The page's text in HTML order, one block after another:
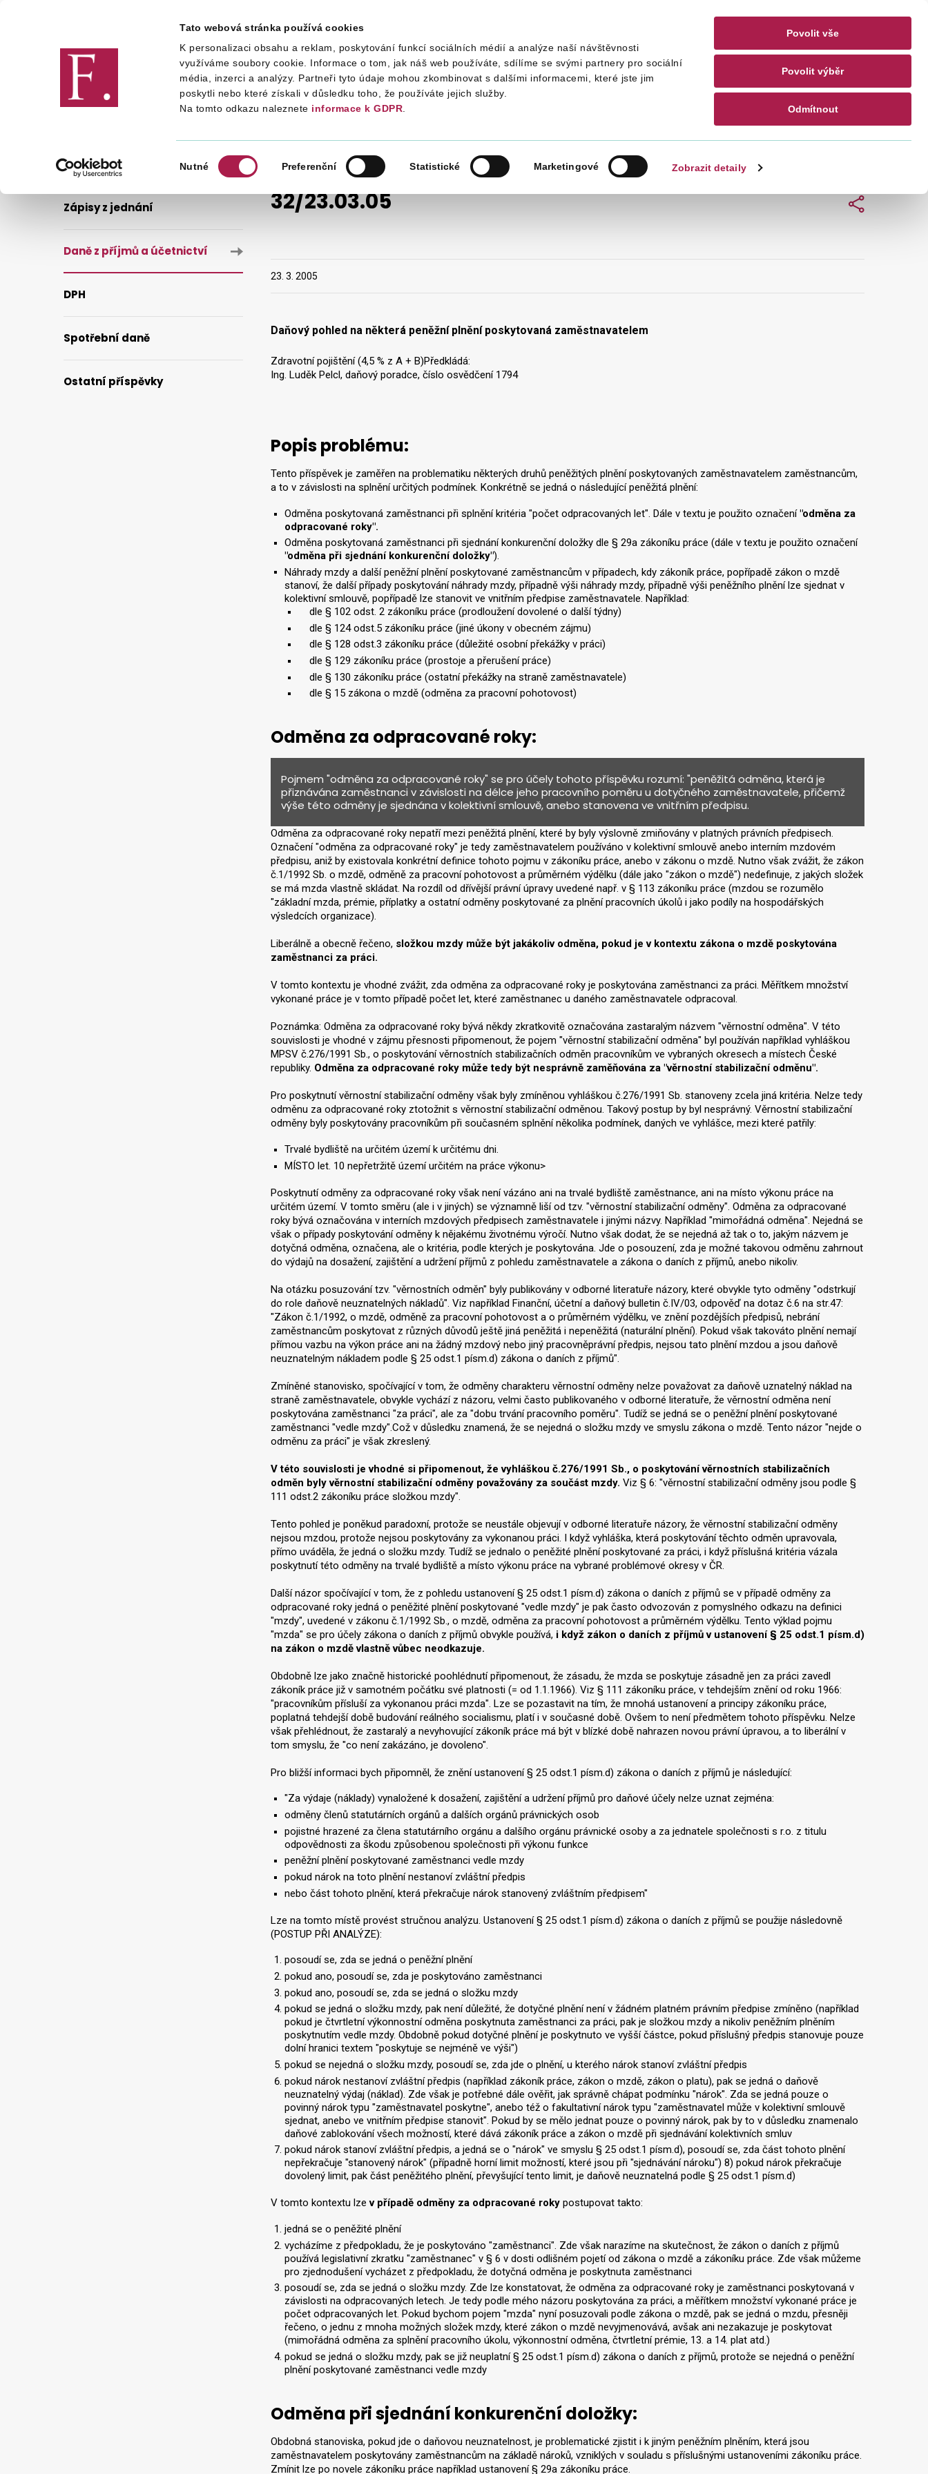
Tato webová stránka používá cookies
K personalizaci obsahu a reklam, poskytování funkcí sociálních médií a analýze naší návštěvnosti
využíváme soubory cookie. Informace o tom, jak náš web používáte, sdílíme se svými partnery pro sociální
média, inzerci a analýzy. Partneři tyto údaje mohou zkombinovat s dalšími informacemi, které jste jim
poskytli nebo které získali v důsledku toho, že používáte jejich služby.
Na tomto odkazu naleznete informace k GDPR.
souhlasu
Nutné Preferenční Statistické Marketingové Zobrazit detaily
Povolit vše
Povolit výběr
Odmítnout
Finanční správa Daně Mezinárodní spolupráce Kontakty CZ EN
32/23.03.05 Sdílet
23. 3. 2005
Daňový pohled na některá peněžní plnění poskytovaná zaměstnavatelem
Zdravotní pojištění (4,5 % z A + B)Předkládá:
Ing. Luděk Pelcl, daňový poradce, číslo osvědčení 1794
Popis problému:
Tento příspěvek je zaměřen na problematiku některých druhů peněžitých plnění poskytovaných zaměstnavatelem zaměstnancům,
a to v závislosti na splnění určitých podmínek. Konkrétně se jedná o následující peněžitá plnění:
Odměna poskytovaná zaměstnanci při splnění kritéria "počet odpracovaných let". Dále v textu je použito označení"odměna za
odpracované roky".
Odměna poskytovaná zaměstnanci při sjednání konkurenční doložky dle § 29a zákoníku práce (dále v textu je použito označení
"odměna při sjednání konkurenční doložky").
Náhrady mzdy a další peněžní plnění poskytované zaměstnancům v případech, kdy zákoník práce, popřípadě zákon o mzdě
stanoví, že další případy poskytování náhrady mzdy, případně výši náhrady mzdy, případně výši peněžního plnění lze sjednat v
kolektivní smlouvě, popřípadě lze stanovit ve vnitřním předpise zaměstnavatele. Například:
dle § 102 odst. 2 zákoníku práce (prodloužení dovolené o další týdny)
dle § 124 odst.5 zákoníku práce (jiné úkony v obecném zájmu)
dle § 128 odst.3 zákoníku práce (důležité osobní překážky v práci)
dle § 129 zákoníku práce (prostoje a přerušení práce)
dle § 130 zákoníku práce (ostatní překážky na straně zaměstnavatele)
dle § 15 zákona o mzdě (odměna za pracovní pohotovost)
Odměna za odpracované roky:
Pojmem "odměna za odpracované roky" se pro účely tohoto příspěvku rozumí: "peněžitá odměna, která je
přiznávána zaměstnanci v závislosti na délce jeho pracovního poměru u dotyčného zaměstnavatele, přičemž
výše této odměny je sjednána v kolektivní smlouvě, anebo stanovena ve vnitřním předpisu.
Odměna za odpracované roky nepatří mezi peněžitá plnění, které by byly výslovně zmiňovány v platných právních předpisech.
Označení "odměna za odpracované roky" je tedy zaměstnavatelem používáno v kolektivní smlouvě anebo interním mzdovém
předpisu, aniž by existovala konkrétní definice tohoto pojmu v zákoníku práce, anebo v zákonu o mzdě. Nutno však zvážit, že zákon
č.1/1992 Sb. o mzdě, odměně za pracovní pohotovost a průměrném výdělku (dále jako "zákon o mzdě") nedefinuje, z jakých složek
se má mzda vlastně skládat. Na rozdíl od dřívější právní úpravy uvedené např. v § 113 zákoníku práce (mzdou se rozumělo
"základní mzda, prémie, příplatky a ostatní odměny poskytované za plnění pracovních úkolů i jako podíly na hospodářských
výsledcích organizace).
Liberálně a obecně řečeno, složkou mzdy může být jakákoliv odměna, pokud je v kontextu zákona o mzdě poskytována
zaměstnanci za práci.
V tomto kontextu je vhodné zvážit, zda odměna za odpracované roky je poskytována zaměstnanci za práci. Měřítkem množství
vykonané práce je v tomto případě počet let, které zaměstnanec u daného zaměstnavatele odpracoval.
Poznámka: Odměna za odpracované roky bývá někdy zkratkovitě označována zastaralým názvem "věrnostní odměna". V této
souvislosti je vhodné v zájmu přesnosti připomenout, že pojem "věrnostní stabilizační odměna" byl používán například vyhláškou
MPSV č.276/1991 Sb., o poskytování věrnostních stabilizačních odměn pracovníkům ve vybraných okresech a místech České
republiky. Odměna za odpracované roky může tedy být nesprávně zaměňována za "věrnostní stabilizační odměnu".
Pro poskytnutí věrnostní stabilizační odměny však byly zmíněnou vyhláškou č.276/1991 Sb. stanoveny zcela jiná kritéria. Nelze tedy
odměnu za odpracované roky ztotožnit s věrnostní stabilizační odměnou. Takový postup by byl nesprávný. Věrnostní stabilizační
odměny byly poskytovány pracovníkům při současném splnění několika podmínek, daných ve vyhlášce, mezi které patřily:
Trvalé bydliště na určitém území k určitému dni.
MÍSTO let. 10 nepřetržitě území určitém na práce výkonu>
Poskytnutí odměny za odpracované roky však není vázáno ani na trvalé bydliště zaměstnance, ani na místo výkonu práce na
určitém území. V tomto směru (ale i v jiných) se významně liší od tzv. "věrnostní stabilizační odměny". Odměna za odpracované
roky bývá označována v interních mzdových předpisech zaměstnavatele i jinými názvy. Například "mimořádná odměna". Nejedná se
však o případy poskytování odměny k nějakému životnému výročí. Nutno však dodat, že se nejedná až tak o to, jakým názvem je
dotyčná odměna, označena, ale o kritéria, podle kterých je poskytována. Jde o posouzení, zda je možné takovou odměnu zahrnout
do výdajů na dosažení, zajištění a udržení příjmů z pohledu zaměstnavatele a zákona o daních z příjmů, anebo nikoliv.
Na otázku posuzování tzv. "věrnostních odměn" byly publikovány v odborné literatuře názory, které obvykle tyto odměny "odstrkují
do role daňově neuznatelných nákladů". Viz například Finanční, účetní a daňový bulletin č.IV/03, odpověď na dotaz č.6 na str.47:
"Zákon č.1/1992, o mzdě, odměně za pracovní pohotovost a o průměrném výdělku, ve znění pozdějších předpisů, nebrání
zaměstnancům poskytovat z různých důvodů ještě jiná peněžitá i nepeněžitá (naturální plnění). Pokud však takováto plnění nemají
přímou vazbu na výkon práce ani na žádný mzdový nebo jiný pracovněprávní předpis, nejsou tato plnění mzdou a jsou daňově
neuznatelným nákladem podle § 25 odst.1 písm.d) zákona o daních z příjmů".
Zmíněné stanovisko, spočívající v tom, že odměny charakteru věrnostní odměny nelze považovat za daňově uznatelný náklad na
straně zaměstnavatele, obvykle vychází z názoru, velmi často publikovaného v odborné literatuře, že věrnostní odměna není
poskytována zaměstnanci "za práci", ale za "dobu trvání pracovního poměru". Tudíž se jedná se o peněžní plnění poskytované
zaměstnanci "vedle mzdy".Což v důsledku znamená, že se nejedná o složku mzdy ve smyslu zákona o mzdě. Tento názor "nejde o
odměnu za práci" je však zkreslený.
V této souvislosti je vhodné si připomenout, že vyhláškou č.276/1991 Sb., o poskytování věrnostních stabilizačních
odměn byly věrnostní stabilizační odměny považovány za součást mzdy. Viz § 6: "věrnostní stabilizační odměny jsou podle §
111 odst.2 zákoníku práce složkou mzdy".
Tento pohled je poněkud paradoxní, protože se neustále objevují v odborné literatuře názory, že věrnostní stabilizační odměny
nejsou mzdou, protože nejsou poskytovány za vykonanou práci. I když vyhláška, která poskytování těchto odměn upravovala,
přímo uváděla, že jedná o složku mzdy. Tudíž se jednalo o peněžité plnění poskytované za práci, i když příslušná kritéria vázala
poskytnutí této odměny na trvalé bydliště a místo výkonu práce na vybrané problémové okresy v ČR.
Další názor spočívající v tom, že z pohledu ustanovení § 25 odst.1 písm.d) zákona o daních z příjmů se v případě odměny za
odpracované roky jedná o peněžité plnění poskytované "vedle mzdy" je pak často odvozován z pomyslného odkazu na definici
"mzdy", uvedené v zákonu č.1/1992 Sb., o mzdě, odměna za pracovní pohotovost a průměrném výdělku. Tento výklad pojmu
"mzda" se pro účely zákona o daních z příjmů obvykle používá, i když zákon o daních z příjmů v ustanovení § 25 odst.1 písm.d)
na zákon o mzdě vlastně vůbec neodkazuje.
Obdobně lze jako značně historické poohlédnutí připomenout, že zásadu, že mzda se poskytuje zásadně jen za práci zavedl
zákoník práce již v samotném počátku své platnosti (= od 1.1.1966). Viz § 111 zákoníku práce, v tehdejším znění od roku 1966:
"pracovníkům přísluší za vykonanou práci mzda". Lze se pozastavit na tím, že mnohá ustanovení a principy zákoníku práce,
poplatná tehdejší době budování reálného socialismu, platí i v současné době. Ovšem to není předmětem tohoto příspěvku. Nelze
však přehlédnout, že zastaralý a nevyhovující zákoník práce má být v blízké době nahrazen novou právní úpravou, a to liberální v
tom smyslu, že "co není zakázáno, je dovoleno".
Pro bližší informaci bych připomněl, že znění ustanovení § 25 odst.1 písm.d) zákona o daních z příjmů je následující:
"Za výdaje (náklady) vynaložené k dosažení, zajištění a udržení příjmů pro daňové účely nelze uznat zejména:
odměny členů statutárních orgánů a dalších orgánů právnických osob
pojistné hrazené za člena statutárního orgánu a dalšího orgánu právnické osoby a za jednatele společnosti s r.o. z titulu
odpovědnosti za škodu způsobenou společnosti při výkonu funkce
peněžní plnění poskytované zaměstnanci vedle mzdy
pokud nárok na toto plnění nestanoví zvláštní předpis
nebo část tohoto plnění, která překračuje nárok stanovený zvláštním předpisem"
Lze na tomto místě provést stručnou analýzu. Ustanovení § 25 odst.1 písm.d) zákona o daních z příjmů se použije následovně
(POSTUP PŘI ANALÝZE):
posoudí se, zda se jedná o peněžní plnění
pokud ano, posoudí se, zda je poskytováno zaměstnanci
pokud ano, posoudí se, zda se jedná o složku mzdy
pokud se jedná o složku mzdy, pak není důležité, že dotyčné plnění není v žádném platném právním předpise zmíněno (například
pokud je čtvrtletní výkonnostní odměna poskytnuta zaměstnanci za práci, pak je složkou mzdy a nikoliv peněžním plněním
poskytnutím vedle mzdy. Obdobně pokud dotyčné plnění je poskytnuto ve vyšší částce, pokud příslušný předpis stanovuje pouze
dolní hranici textem "poskytuje se nejméně ve výši")
pokud se nejedná o složku mzdy, posoudí se, zda jde o plnění, u kterého nárok stanoví zvláštní předpis
pokud nárok nestanoví zvláštní předpis (například zákoník práce, zákon o mzdě, zákon o platu), pak se jedná o daňově
neuznatelný výdaj (náklad). Zde však je potřebné dále ověřit, jak správně chápat podmínku "nárok". Zda se jedná pouze o
povinný nárok typu "zaměstnavatel poskytne", anebo též o fakultativní nárok typu "zaměstnavatel může v kolektivní smlouvě
sjednat, anebo ve vnitřním předpise stanovit". Pokud by se mělo jednat pouze o povinný nárok, pak by to v důsledku znamenalo
daňové zablokování všech možností, které dává zákoník práce a zákon o mzdě při sjednávání kolektivních smluv
pokud nárok stanoví zvláštní předpis, a jedná se o "nárok" ve smyslu § 25 odst.1 písm.d), posoudí se, zda část tohoto plnění
nepřekračuje "stanovený nárok" (případně horní limit možností, které jsou při "sjednávání nároku") 8) pokud nárok překračuje
dovolený limit, pak část peněžitého plnění, převyšující tento limit, je daňově neuznatelná podle § 25 odst.1 písm.d)
V tomto kontextu lzev případě odměny za odpracované roky postupovat takto:
jedná se o peněžité plnění
vycházíme z předpokladu, že je poskytováno "zaměstnanci". Zde však narazíme na skutečnost, že zákon o daních z příjmů
používá legislativní zkratku "zaměstnanec" v § 6 v dosti odlišném pojetí od zákona o mzdě a zákoníku práce. Zde však můžeme
pro zjednodušení vycházet z předpokladu, že dotyčná odměna je poskytnuta zaměstnanci
posoudí se, zda se jedná o složku mzdy. Zde lze konstatovat, že odměna za odpracované roky je zaměstnanci poskytovaná v
závislosti na odpracovaných letech. Je tedy podle mého názoru poskytována za práci, a měřítkem množství vykonané práce je
počet odpracovaných let. Pokud bychom pojem "mzda" nyní posuzovali podle zákona o mzdě, pak se jedná o mzdu, přesněji
řečeno, o jednu z mnoha možných složek mzdy, které zákon o mzdě nevyjmenovává, avšak ani nezakazuje je poskytovat
(mimořádná odměna za splnění pracovního úkolu, výkonnostní odměna, čtvrtletní prémie, 13. a 14. plat atd.)
pokud se jedná o složku mzdy, pak se již neuplatní § 25 odst.1 písm.d) zákona o daních z příjmů, protože se nejedná o peněžní
plnění poskytované zaměstnanci vedle mzdy
Odměna při sjednání konkurenční doložky:
Obdobná stanoviska, pokud jde o daňovou neuznatelnost, je problematické zjistit i k jiným peněžním plněním, která jsou
zaměstnavatelem poskytovány zaměstnancům na základě nároků, vzniklých v souladu s příslušnými ustanoveními zákoníku práce.
Zmínit lze po novele zákoníku práce například ustanovení § 29a zákoníku práce.
Zápisy z jednání
Daně z příjmů a účetnictví
DPH
Spotřební daně
Ostatní příspěvky